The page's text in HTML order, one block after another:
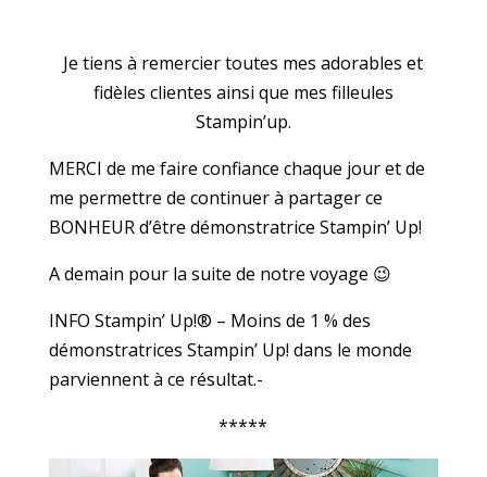
Je tiens à remercier toutes mes adorables et
fidèles clientes ainsi que mes filleules
Stampin’up.
MERCI de me faire confiance chaque jour et de
me permettre de continuer à partager ce
BONHEUR d’être démonstratrice Stampin’ Up!
A demain pour la suite de notre voyage 😉
INFO Stampin’ Up!® – Moins de 1 % des
démonstratrices Stampin’ Up! dans le monde
parviennent à ce résultat.-
*****